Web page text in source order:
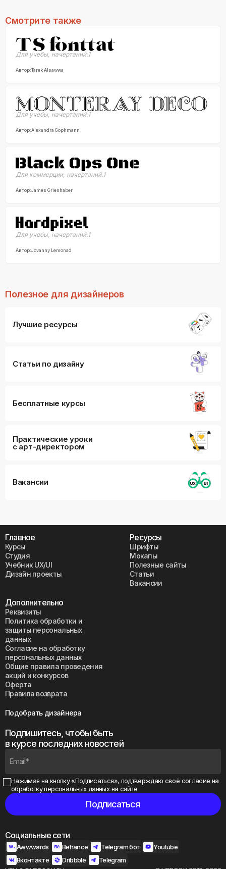
Смотрите также
Для учебы, начертаний:1
Автор:Tarek Alsawwa
Для учебы, начертаний:1
Автор:Alexandra Gophmann
Для коммерции, начертаний:1
Автор:James Grieshaber
Для учебы, начертаний:1
Автор:Jovanny Lemonad
Полезное для дизайнеров
Лучшие ресурсы
Статьи по дизайну
Бесплатные курсы
Практические уроки
с арт-директором
Вакансии
Главное
Курсы
Студия
Учебник UX/UI
Дизайн проекты
Ресурсы
Шрифты
Мокапы
Полезные сайты
Статьи
Вакансии
Дополнительно
Реквизиты
Политика обработки и
защиты персональных
данных
Согласие на обработку
персональных данных
Общие правила проведения
акций и конкурсов
Оферта
Правила возврата
Социальные сети
Awwwards Behance Telegram бот
Youtube
Вконтакте
Dribbble
Telegram
Подпишитесь, чтобы быть
в курсе последних новостей
Нажимая на кнопку «Подписаться», подтверждаю своё согласие на
обработку персональных данных на сайте
Подобрать дизайнера